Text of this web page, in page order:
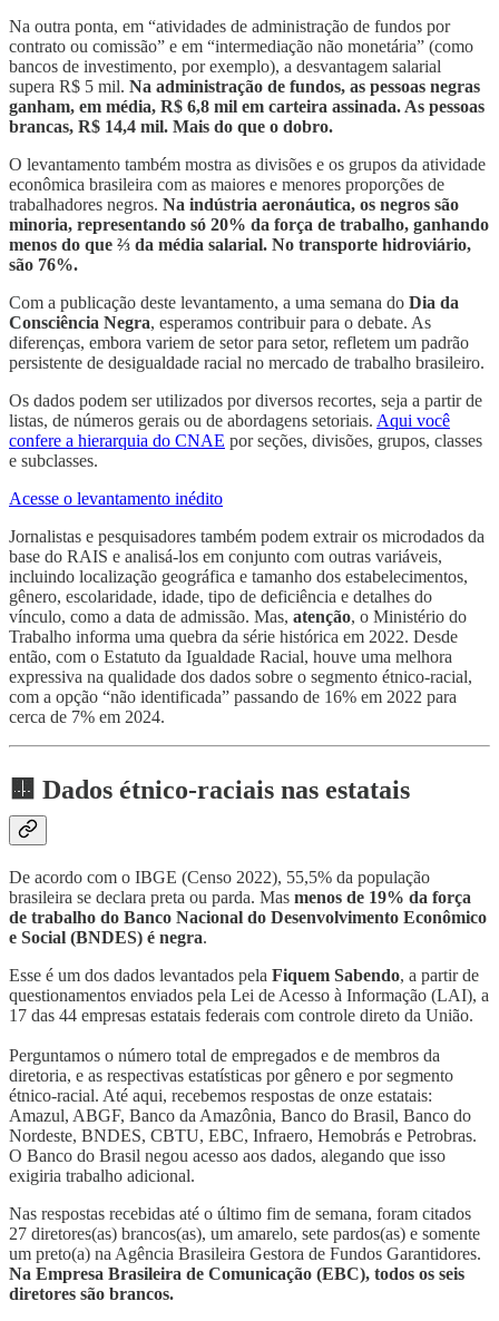
Na outra ponta, em “atividades de administração de fundos por
contrato ou comissão” e em “intermediação não monetária” (como
bancos de investimento, por exemplo), a desvantagem salarial
supera R$ 5 mil. Na administração de fundos, as pessoas negras
ganham, em média, R$ 6,8 mil em carteira assinada. As pessoas
brancas, R$ 14,4 mil. Mais do que o dobro.
O levantamento também mostra as divisões e os grupos da atividade
econômica brasileira com as maiores e menores proporções de
trabalhadores negros. Na indústria aeronáutica, os negros são
minoria, representando só 20% da força de trabalho, ganhando
menos do que ⅔ da média salarial. No transporte hidroviário,
são 76%.
Com a publicação deste levantamento, a uma semana do Dia da
Consciência Negra, esperamos contribuir para o debate. As
diferenças, embora variem de setor para setor, refletem um padrão
persistente de desigualdade racial no mercado de trabalho brasileiro.
Os dados podem ser utilizados por diversos recortes, seja a partir de
listas, de números gerais ou de abordagens setoriais. Aqui você
confere a hierarquia do CNAE por seções, divisões, grupos, classes
e subclasses.
Acesse o levantamento inédito
Jornalistas e pesquisadores também podem extrair os microdados da
base do RAIS e analisá-los em conjunto com outras variáveis,
incluindo localização geográfica e tamanho dos estabelecimentos,
gênero, escolaridade, idade, tipo de deficiência e detalhes do
vínculo, como a data de admissão. Mas, atenção, o Ministério do
Trabalho informa uma quebra da série histórica em 2022. Desde
então, com o Estatuto da Igualdade Racial, houve uma melhora
expressiva na qualidade dos dados sobre o segmento étnico-racial,
com a opção “não identificada” passando de 16% em 2022 para
cerca de 7% em 2024.
🟨 Dados étnico-raciais nas estatais
De acordo com o IBGE (Censo 2022), 55,5% da população
brasileira se declara preta ou parda. Mas menos de 19% da força
de trabalho do Banco Nacional do Desenvolvimento Econômico
e Social (BNDES) é negra.
Esse é um dos dados levantados pela Fiquem Sabendo, a partir de
questionamentos enviados pela Lei de Acesso à Informação (LAI), a
17 das 44 empresas estatais federais com controle direto da União.
Perguntamos o número total de empregados e de membros da
diretoria, e as respectivas estatísticas por gênero e por segmento
étnico-racial. Até aqui, recebemos respostas de onze estatais:
Amazul, ABGF, Banco da Amazônia, Banco do Brasil, Banco do
Nordeste, BNDES, CBTU, EBC, Infraero, Hemobrás e Petrobras.
O Banco do Brasil negou acesso aos dados, alegando que isso
exigiria trabalho adicional.
Nas respostas recebidas até o último fim de semana, foram citados
27 diretores(as) brancos(as), um amarelo, sete pardos(as) e somente
um preto(a) na Agência Brasileira Gestora de Fundos Garantidores.
Na Empresa Brasileira de Comunicação (EBC), todos os seis
diretores são brancos.